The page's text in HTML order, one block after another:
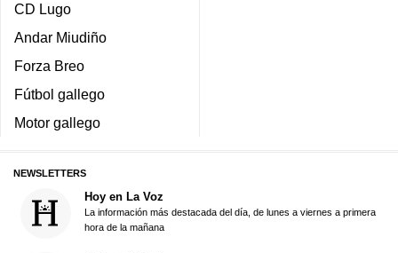
CD Lugo
Andar Miudiño
Forza Breo
Fútbol gallego
Motor gallego
NEWSLETTERS
Hoy en La Voz
La información más destacada del día, de lunes a viernes a primera
hora de la mañana